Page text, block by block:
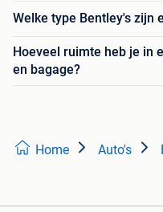
Welke type Bentley's zijn
Hoeveel ruimte heb je in
en bagage?
Home Auto's